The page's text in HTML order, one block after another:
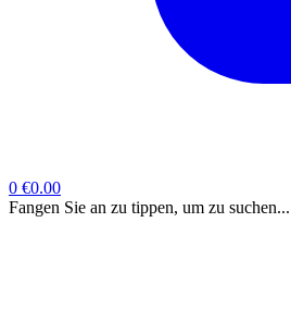
0 €0.00
Fangen Sie an zu tippen, um zu suchen...